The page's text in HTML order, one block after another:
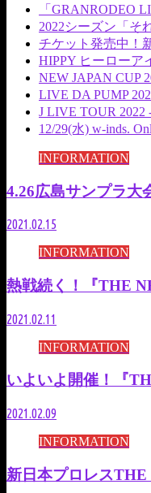
「GRANRODEO
2022シーズン「そ
チケット発売中！
HIPPY ヒーローア
NEW JAPAN CUP
LIVE DA PUMP
J LIVE TOUR 2022
12/29(水) w-inds.
INFORMATION
4.26広島サンプラ大
2021.02.15
INFORMATION
熱戦続く！『THE
2021.02.11
INFORMATION
いよいよ開催！『
2021.02.09
INFORMATION
新日本プロレス